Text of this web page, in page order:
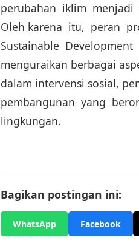
perubahan iklim menjadi
Oleh karena itu, peran
Sustainable
menguraikan berbagai
dalam intervensi sosial,
pembangunan yang
lingkungan.
Bagikan postingan ini:
WhatsApp Facebook